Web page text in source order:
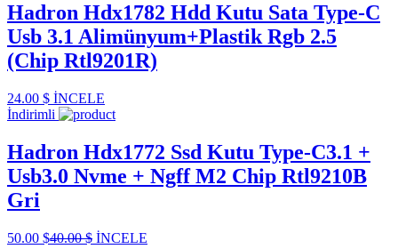
Hadron Hdx1782 Hdd Kutu Sata Type-C
Usb 3.1 Alimünyum+Plastik Rgb 2.5
(Chip Rtl9201R)
24.00 $ İNCELE
İndirimli
Hadron Hdx1772 Ssd Kutu Type-C3.1 +
Usb3.0 Nvme + Ngff M2 Chip Rtl9210B
Gri
50.00 $40.00 $ İNCELE